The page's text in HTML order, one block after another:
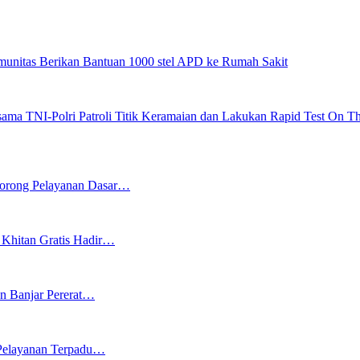
Berikan Bantuan 1000 stel APD ke Rumah Sakit
TNI-Polri Patroli Titik Keramaian dan Lakukan Rapid Test On
Pelayanan Dasar…
Khitan Gratis Hadir…
Banjar Pererat…
Terpadu…